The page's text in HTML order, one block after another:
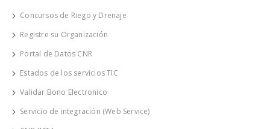
Concursos de Riego y Drenaje
Registre su Organización
Portal de Datos CNR
Estados de los servicios TIC
Validar Bono Electronico
Servicio de integración (Web Service)